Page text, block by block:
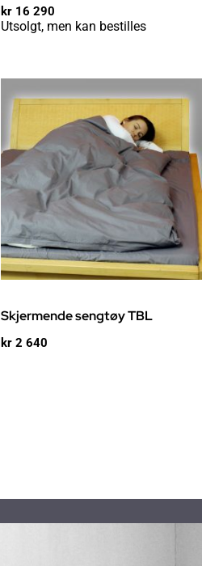
kr 16 290
Utsolgt, men kan bestilles
Skjermende sengtøy TBL
kr 2 640